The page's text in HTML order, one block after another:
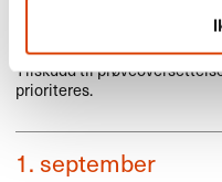
Tilskudd til
prioriteres.
1. september